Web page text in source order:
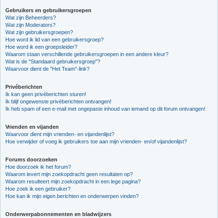
Gebruikers en gebruikersgroepen
Wat zijn Beheerders?
Wat zijn Moderators?
Wat zijn gebruikersgroepen?
Hoe word ik lid van een gebruikersgroep?
Hoe word ik een groepsleider?
Waarom staan verschillende gebruikersgroepen in een andere kleur?
Wat is de "Standaard gebruikersgroep"?
Waarvoor dient de "Het Team"-link?
Privéberichten
Ik kan geen privéberichten sturen!
Ik blijf ongewenste privéberichten ontvangen!
Ik heb spam of een e-mail met ongepaste inhoud van iemand op dit forum ontvangen!
Vrienden en vijanden
Waarvoor dient mijn vrienden- en vijandenlijst?
Hoe verwijder of voeg ik gebruikers toe aan mijn vrienden- en/of vijandenlijst?
Forums doorzoeken
Hoe doorzoek ik het forum?
Waarom levert mijn zoekopdracht geen resultaten op?
Waarom resulteert mijn zoekopdracht in een lege pagina?
Hoe zoek ik een gebruiker?
Hoe kan ik mijn eigen berichten en onderwerpen vinden?
Onderwerpabonnementen en bladwijzers